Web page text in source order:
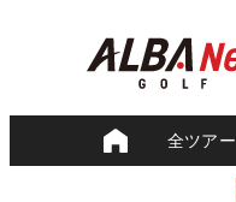
全ツアー